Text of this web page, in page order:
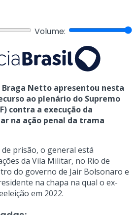
Volume:
Netto apresentou nesta
ao plenário do Supremo
contra a execução da
na ação penal da trama
prisão, o general está
da Vila Militar, no Rio de
do governo de Jair Bolsonaro e
na chapa na qual o ex-
em 2022.